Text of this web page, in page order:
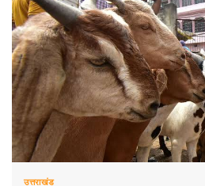
उत्तराखंड